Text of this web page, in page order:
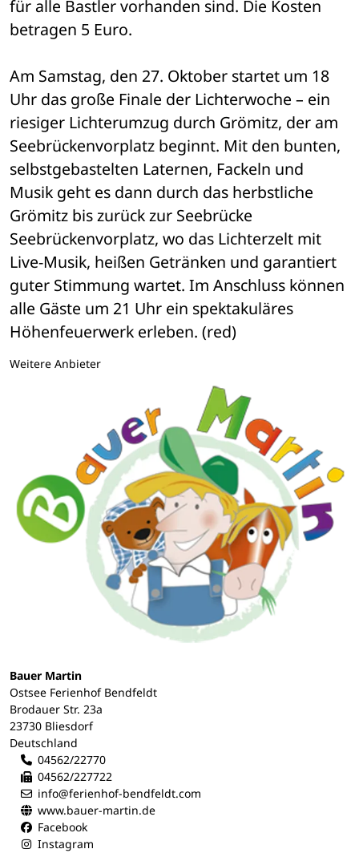
für alle Bastler vorhanden sind. Die Kosten
betragen 5 Euro.
Am Samstag, den 27. Oktober startet um 18
Uhr das große Finale der Lichterwoche – ein
riesiger Lichterumzug durch Grömitz, der am
Seebrückenvorplatz beginnt. Mit den bunten,
selbstgebastelten Laternen, Fackeln und
Musik geht es dann durch das herbstliche
Grömitz bis zurück zur Seebrücke
Seebrückenvorplatz, wo das Lichterzelt mit
Live-Musik, heißen Getränken und garantiert
guter Stimmung wartet. Im Anschluss können
alle Gäste um 21 Uhr ein spektakuläres
Höhenfeuerwerk erleben. (red)
Weitere Anbieter
Bauer Martin
Ostsee Ferienhof Bendfeldt
Brodauer Str. 23a
23730 Bliesdorf
Deutschland
04562/22770
04562/227722
info@ferienhof-bendfeldt.com
www.bauer-martin.de
Facebook
Instagram